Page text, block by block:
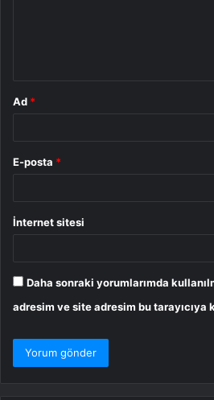
Ad *
E-posta *
İnternet sitesi
Daha sonraki yorumlarımda
adresim ve site adresim bu tarayıcıya